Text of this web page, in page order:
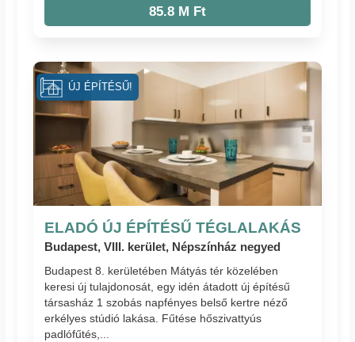
85.8 M Ft
ELADÓ ÚJ ÉPÍTÉSŰ TÉGLALAKÁS
Budapest, VIII. kerület, Népszínház negyed
Budapest 8. kerületében Mátyás tér közelében
keresi új tulajdonosát, egy idén átadott új építésű
társasház 1 szobás napfényes belső kertre néző
erkélyes stúdió lakása. Fűtése hőszivattyús
padlófűtés,...
ÚJ ÉPÍTÉSŰ!